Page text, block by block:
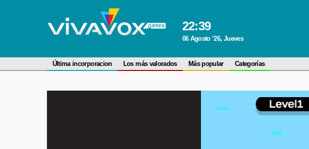
22:39
06 Agosto ‘26, Jueves
Última incorporacion Los más valorados Más popular Categorías